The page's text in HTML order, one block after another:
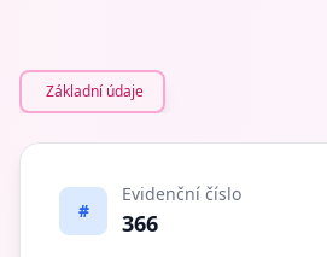
Základní údaje
#
Evidenční číslo
366